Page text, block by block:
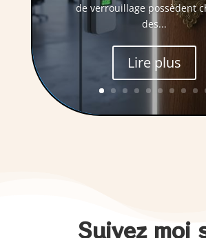
de verrouillage possèdent
des...
Lire plus
Suivez moi